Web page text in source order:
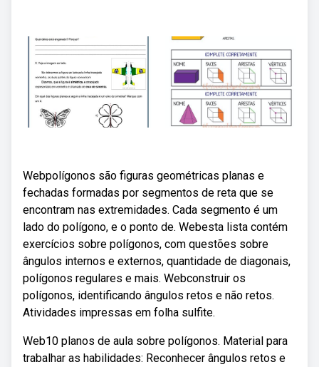
Webpolígonos são figuras geométricas planas e
fechadas formadas por segmentos de reta que se
encontram nas extremidades. Cada segmento é um
lado do polígono, e o ponto de. Webesta lista contém
exercícios sobre polígonos, com questões sobre
ângulos internos e externos, quantidade de diagonais,
polígonos regulares e mais. Webconstruir os
polígonos, identificando ângulos retos e não retos.
Atividades impressas em folha sulfite.
Web10 planos de aula sobre polígonos. Material para
trabalhar as habilidades: Reconhecer ângulos retos e